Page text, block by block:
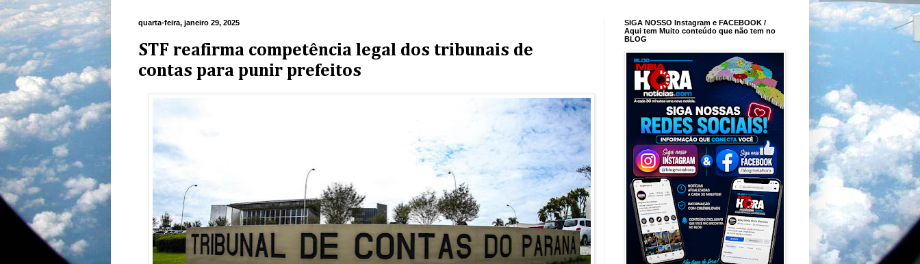
quarta-feira, janeiro 29, 2025
STF reafirma competência legal dos tribunais de
contas para punir prefeitos
SIGA NOSSO Instagram e FACEBOOK /
Aqui tem Muito conteúdo que não tem no
BLOG